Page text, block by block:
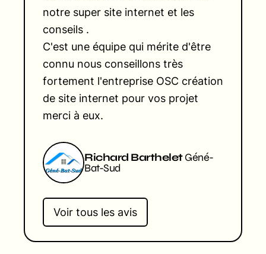
notre super site internet et les
conseils .
C'est une équipe qui mérite d'être
connu nous conseillons très
fortement l'entreprise OSC création
de site internet pour vos projet
merci à eux.
Richard BartheletGéné-
Bat-Sud
Voir tous les avis